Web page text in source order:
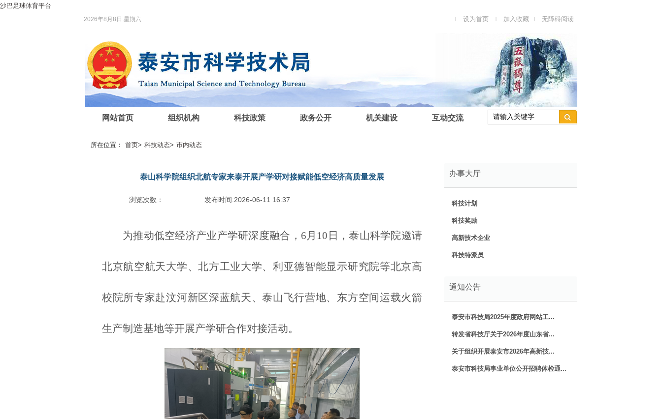
沙巴足球体育平台
2026年8月8日 星期六 设为首页 加入收藏 无障碍阅读
网站首页 组织机构 科技政策 政务公开 机关建设 互动交流
所在位置： 首页> 科技动态> 市内动态
泰山科学院组织北航专家来泰开展产学研对接赋能低空经济高质量发展
浏览次数： 发布时间:2026-06-11 16:37
为推动低空经济产业产学研深度融合，6月10日，泰山科学院邀请
北京航空航天大学、北方工业大学、利亚德智能显示研究院等北京高
校院所专家赴汶河新区深蓝航天、泰山飞行营地、东方空间运载火箭
生产制造基地等开展产学研合作对接活动。
办事大厅
科技计划
科技奖励
高新技术企业
科技特派员
通知公告
泰安市科技局2025年度政府网站工...
转发省科技厅关于2026年度山东省...
关于组织开展泰安市2026年高新技...
泰安市科技局事业单位公开招聘体检通...